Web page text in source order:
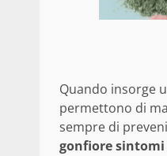
Quando insorge
permettono di
sempre di
gonfiore sintomi